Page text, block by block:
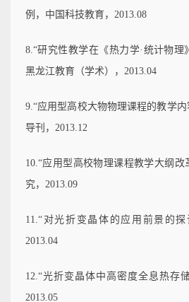
例，中国科技教育，2013.08
8.“研究性教学在《热力学·统计物理
黑龙江教育（学术），2013.04
9.“应用型高校大物物理课程的教学
导刊，2013.12
10.“应用型高校物理课程教学大纲
究，2013.09
11.“对光折变晶体的应用前景的探
2013.04
12.“光折变晶体中高密度全息热存
2013.05